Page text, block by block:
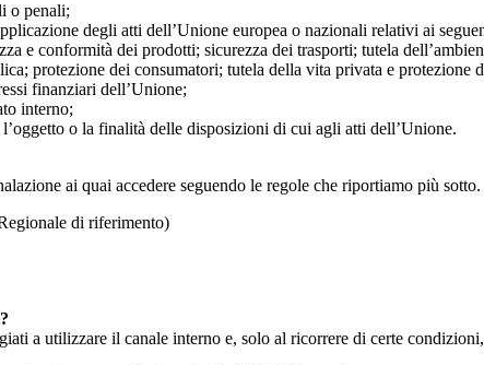
o penali;
degli atti dell’Unione europea o nazionali relativi ai
e conformità dei prodotti; sicurezza dei trasporti; tutela
protezione dei consumatori; tutela della vita privata e
finanziari dell’Unione;
interno;
o la finalità delle disposizioni di cui agli atti dell’Unione.
ai quai accedere seguendo le regole che riportiamo più sotto.
di riferimento)
a utilizzare il canale interno e, solo al ricorrere di certe